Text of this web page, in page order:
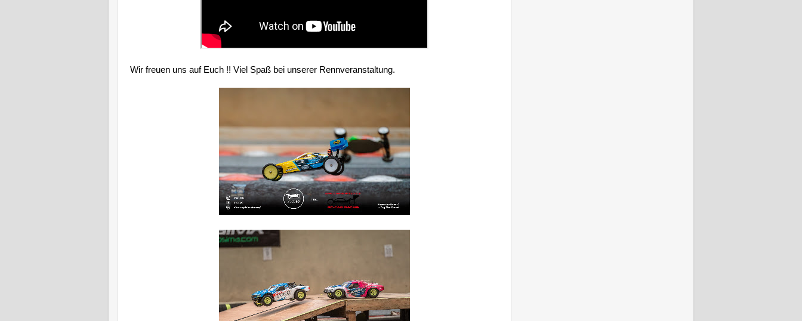
Wir freuen uns auf Euch !! Viel Spaß bei unserer Rennveranstaltung.